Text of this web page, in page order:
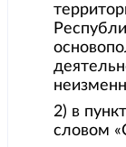
2) в
словом